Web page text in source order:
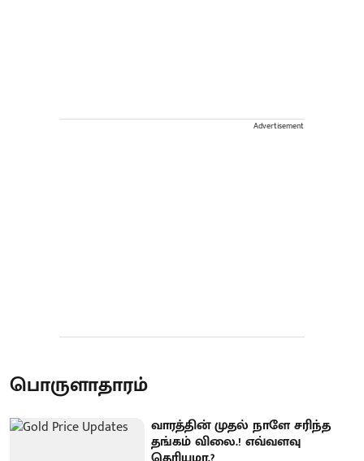
Advertisement
பொருளாதாரம்
வாரத்தின் முதல் நாளே சரிந்த
தங்கம் விலை.! எவ்வளவு